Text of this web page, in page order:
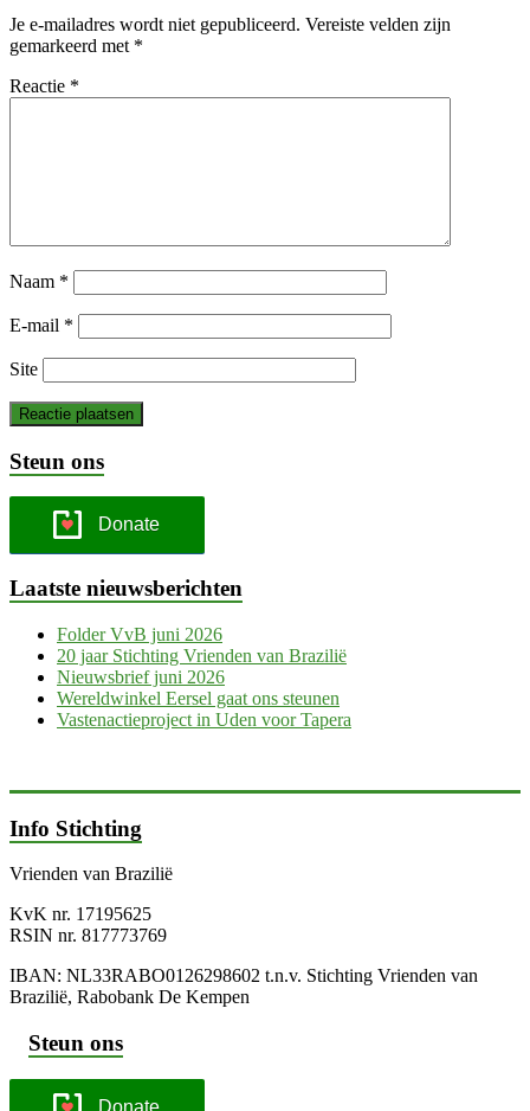
Je e-mailadres wordt niet gepubliceerd. Vereiste velden zijn
gemarkeerd met *
Reactie *
Naam *
E-mail *
Site
Steun ons
Donate
Laatste nieuwsberichten
Folder VvB juni 2026
20 jaar Stichting Vrienden van Brazilië
Nieuwsbrief juni 2026
Wereldwinkel Eersel gaat ons steunen
Vastenactieproject in Uden voor Tapera
Info Stichting
Vrienden van Brazilië
KvK nr. 17195625
RSIN nr. 817773769
IBAN: NL33RABO0126298602 t.n.v. Stichting Vrienden van
Brazilië, Rabobank De Kempen
Steun ons
Donate